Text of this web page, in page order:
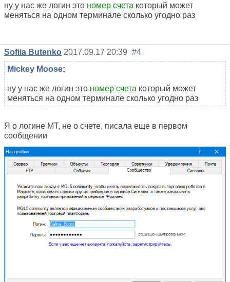
ну у нас же логин это номер счета который может
меняться на одном терминале сколько угодно раз
Sofiia Butenko 2017.09.17 20:39 #4
Mickey Moose:
ну у нас же логин это номер счета который может
меняться на одном терминале сколько угодно раз
Я о логине МТ, не о счете, писала еще в первом
сообщении